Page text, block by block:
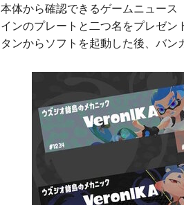
本体から確認できるゲームニュー
インのプレートと二つ名をプレゼ
タンからソフトを起動した後、バン